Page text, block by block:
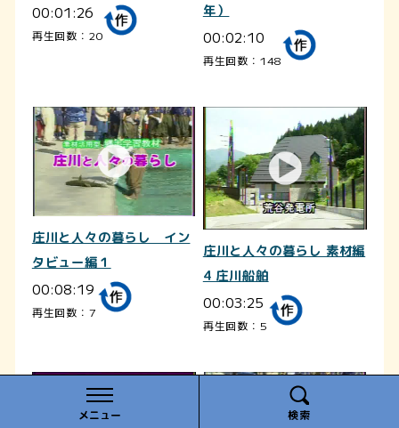
メニュー 検索
00:01:26
再生回数：20
年）
00:02:10
再生回数：148
庄川と人々の暮らし イン
タビュー編１
00:08:19
再生回数：7
庄川と人々の暮らし 素材編
4 庄川船舶
00:03:25
再生回数：5